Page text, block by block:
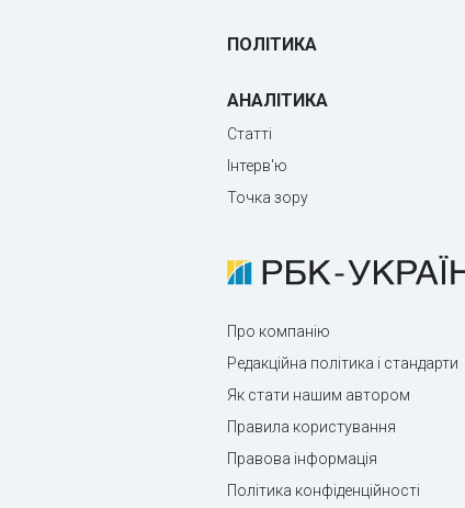
ПОЛІТИКА
АНАЛІТИКА
Статті
Інтерв'ю
Точка зору
Про компанію
Редакційна політика і стандарти
Як стати нашим автором
Правила користування
Правова інформація
Політика конфіденційності